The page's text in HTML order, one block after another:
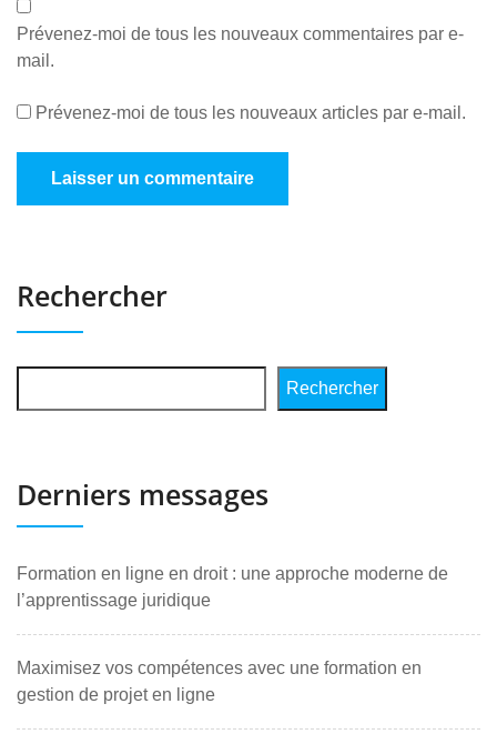
Prévenez-moi de tous les nouveaux commentaires par e-
mail.
Prévenez-moi de tous les nouveaux articles par e-mail.
Rechercher
Rechercher
Derniers messages
Formation en ligne en droit : une approche moderne de
l’apprentissage juridique
Maximisez vos compétences avec une formation en
gestion de projet en ligne